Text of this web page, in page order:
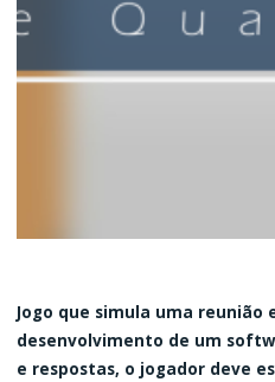
Jogo que simula uma
desenvolvimento de um
e respostas, o jogador deve